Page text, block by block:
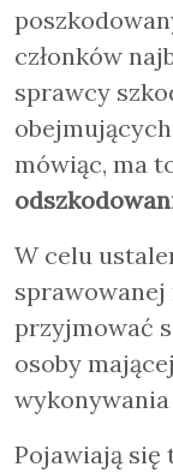
członków
sprawcy
mówiąc, ma
W celu
przyjmować
osoby
Pojawiają się